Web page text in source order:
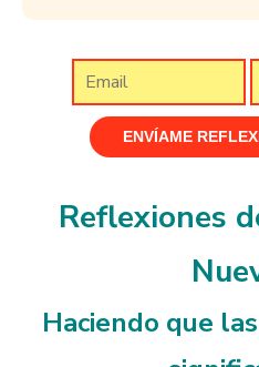
Reflexiones
Haciendo que